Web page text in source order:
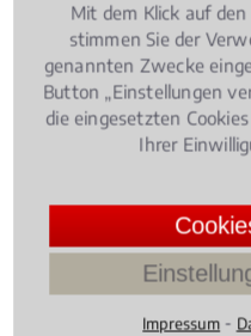
kennen Sie auch Ihre
speziellen
Polizeirecht,
Heckinghausen.
Weitere
Mit dem Klick auf den
stimmen Sie der
genannten Zwecke
Button „Einstellungen
die eingesetzten
Ihrer
Impressum ⁃